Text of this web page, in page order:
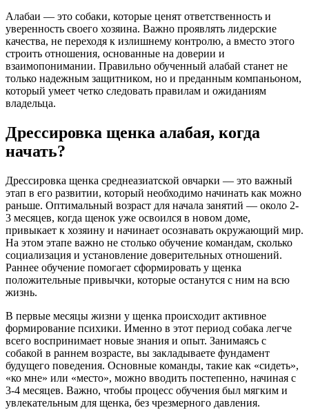
Алабаи — это собаки, которые ценят ответственность и
уверенность своего хозяина. Важно проявлять лидерские
качества, не переходя к излишнему контролю, а вместо этого
строить отношения, основанные на доверии и
взаимопонимании. Правильно обученный алабай станет не
только надежным защитником, но и преданным компаньоном,
который умеет четко следовать правилам и ожиданиям
владельца.
Дрессировка щенка алабая, когда
начать?
Дрессировка щенка среднеазиатской овчарки — это важный
этап в его развитии, который необходимо начинать как можно
раньше. Оптимальный возраст для начала занятий — около 2-
3 месяцев, когда щенок уже освоился в новом доме,
привыкает к хозяину и начинает осознавать окружающий мир.
На этом этапе важно не столько обучение командам, сколько
социализация и установление доверительных отношений.
Раннее обучение помогает сформировать у щенка
положительные привычки, которые останутся с ним на всю
жизнь.
В первые месяцы жизни у щенка происходит активное
формирование психики. Именно в этот период собака легче
всего воспринимает новые знания и опыт. Занимаясь с
собакой в раннем возрасте, вы закладываете фундамент
будущего поведения. Основные команды, такие как «сидеть»,
«ко мне» или «место», можно вводить постепенно, начиная с
3-4 месяцев. Важно, чтобы процесс обучения был мягким и
увлекательным для щенка, без чрезмерного давления.